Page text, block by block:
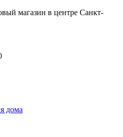
магазин в центре Санкт-
дома